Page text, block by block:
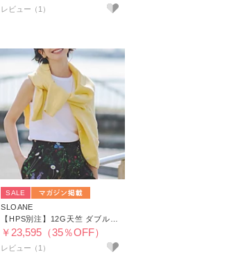
レビュー（1）
SALE
SLOANE
￥23,595（35％OFF）
レビュー（1）